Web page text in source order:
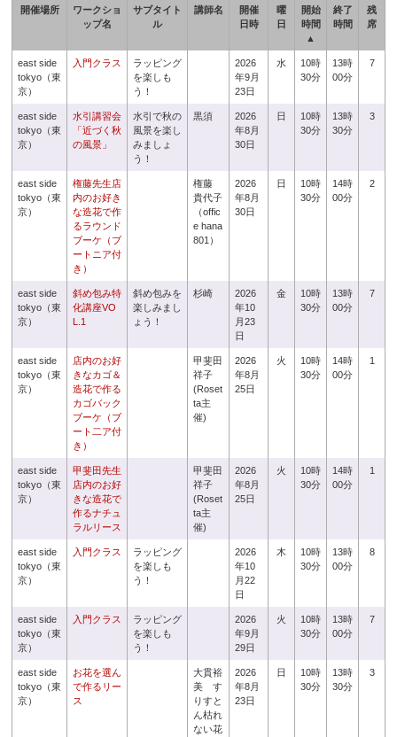
開催場所
ワークショ
ップ名
サブタイト
ル
講師名
開催
日時
曜
日
開始
時間
▲
終了
時間
残
席
east side
tokyo（東
京）
入門クラス
ラッピング
を楽しも
う！
2026
年9月
23日
水
10時
30分
13時
00分
7
east side
tokyo（東
京）
水引講習会
「近づく秋
の風景」
水引で秋の
風景を楽し
みましょ
う！
黒須
2026
年8月
30日
日
10時
30分
13時
30分
3
east side
tokyo（東
京）
権藤先生店
内のお好き
な造花で作
るラウンド
ブーケ（ブ
ートニア付
き）
権藤
貴代子
（offic
e hana
801）
2026
年8月
30日
日
10時
30分
14時
00分
2
east side
tokyo（東
京）
斜め包み特
化講座VO
L.1
斜め包みを
楽しみまし
ょう！
杉崎
2026
年10
月23
日
金
10時
30分
13時
00分
7
east side
tokyo（東
京）
店内のお好
きなカゴ＆
造花で作る
カゴバック
ブーケ（ブ
ート二ア付
き）
甲斐田
祥子
(Roset
ta主
催)
2026
年8月
25日
火
10時
30分
14時
00分
1
east side
tokyo（東
京）
甲斐田先生
店内のお好
きな造花で
作るナチュ
ラルリース
甲斐田
祥子
(Roset
ta主
催)
2026
年8月
25日
火
10時
30分
14時
00分
1
east side
tokyo（東
京）
入門クラス
ラッピング
を楽しも
う！
2026
年10
月22
日
木
10時
30分
13時
00分
8
east side
tokyo（東
京）
入門クラス
ラッピング
を楽しも
う！
2026
年9月
29日
火
10時
30分
13時
00分
7
east side
tokyo（東
京）
お花を選ん
で作るリー
ス
大貫裕
美 す
りすと
ん枯れ
ない花
2026
年8月
23日
日
10時
30分
13時
30分
3